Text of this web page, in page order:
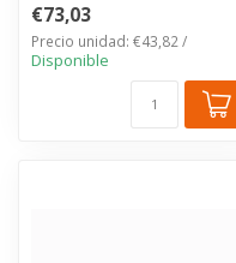
2. In...
€73,03
Precio unidad: €43,82 /
Disponible